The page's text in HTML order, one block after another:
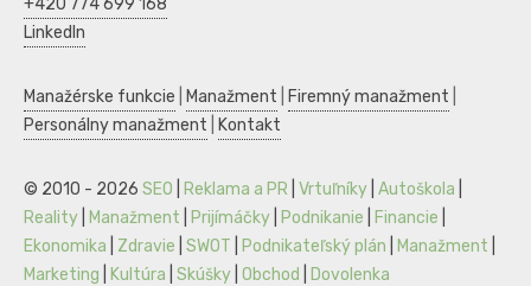
LinkedIn
Manažérske funkcie Manažment Firemný manažment
Personálny manažment
Kontakt
© 2010 - 2026 SEO Reklama a PR Vrtuľníky Autoškola
Reality
Manažment Prijímáčky Podnikanie Financie
Ekonomika
Zdravie SWOT Podnikateľský plán Manažment
Marketing
Kultúra Skúšky Obchod Dovolenka